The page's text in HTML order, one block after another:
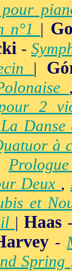
pour
n°1 |
-
|
2
à
Deux ,
et
|Haas
-
Spring